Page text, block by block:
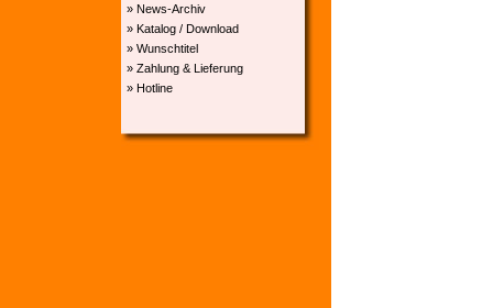
» News-Archiv
» Katalog / Download
» Wunschtitel
» Zahlung & Lieferung
» Hotline